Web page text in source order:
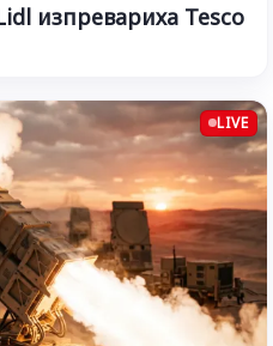
изпревариха Tesco
LIVE